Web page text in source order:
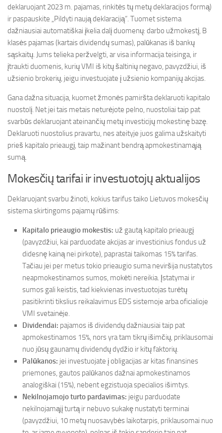
deklaruojant 2023 m. pajamas, rinkitės tų metų deklaracijos formą)
ir paspauskite „Pildyti naują deklaraciją“. Tuomet sistema
dažniausiai automatiškai įkelia dalį duomenų: darbo užmokestį, B
klasės pajamas (kartais dividendų sumas), palūkanas iš bankų
sąskaitų. Jums telieka peržvelgti, ar visa informacija teisinga, ir
įtraukti duomenis, kurių VMI iš kitų šaltinių negavo, pavyzdžiui, iš
užsienio brokerių, jeigu investuojate į užsienio kompanijų akcijas.
Gana dažna situacija, kuomet žmonės pamiršta deklaruoti kapitalo
nuostolį. Net jei tais metais neturėjote pelno, nuostoliai taip pat
svarbūs deklaruojant ateinančių metų investicijų mokestinę bazę.
Deklaruoti nuostolius pravartu, nes ateityje juos galima užskaityti
prieš kapitalo prieaugį, taip mažinant bendrą apmokestinamąją
sumą.
Mokesčių tarifai ir investuotojų aktualijos
Deklaruojant svarbu žinoti, kokius tarifus taiko Lietuvos mokesčių
sistema skirtingoms pajamų rūšims:
Kapitalo prieaugio mokestis: už gautą kapitalo prieaugį
(pavyzdžiui, kai parduodate akcijas ar investicinius fondus už
didesnę kainą nei pirkote), paprastai taikomas 15% tarifas.
Tačiau jei per metus tokio prieaugio suma neviršija nustatytos
neapmokestinamos sumos, mokėti nereikia. Įstatymai ir
sumos gali keistis, tad kiekvienas investuotojas turėtų
pasitikrinti tikslius reikalavimus EDS sistemoje arba oficialioje
VMI svetainėje.
Dividendai: pajamos iš dividendų dažniausiai taip pat
apmokestinamos 15%, nors yra tam tikrų išimčių, priklausomai
nuo jūsų gaunamų dividendų dydžio ir kitų faktorių.
Palūkanos: jei investuojate į obligacijas ar kitas finansines
priemones, gautos palūkanos dažnai apmokestinamos
analogiškai (15%), nebent egzistuoja specialios išimtys.
Nekilnojamojo turto pardavimas: jeigu parduodate
nekilnojamąjį turtą ir nebuvo sukakę nustatyti terminai
(pavyzdžiui, 10 metų nuosavybės laikotarpis, priklausomai nuo